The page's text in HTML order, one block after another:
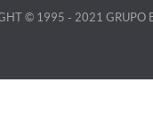
© 1995 - 2021 GRUPO